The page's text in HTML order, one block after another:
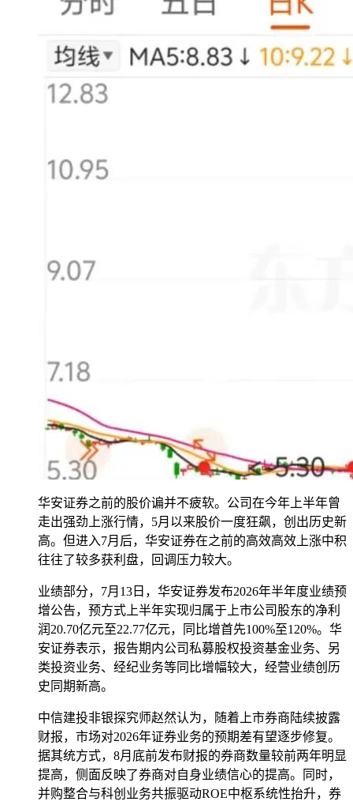
华安证券之前的股价谝并不疲软。公司在今年上半年曾
走出强劲上涨行情，5月以来股价一度狂飙，创出历史新
高。但进入7月后，华安证券在之前的高效高效上涨中积
往往了较多获利盘，回调压力较大。
业绩部分，7月13日，华安证券发布2026年半年度业绩预
增公告，预方式上半年实现归属于上市公司股东的净利
润20.70亿元至22.77亿元，同比增首先100%至120%。华
安证券表示，报告期内公司私募股权投资基金业务、另
类投资业务、经纪业务等同比增幅较大，经营业绩创历
史同期新高。
中信建投非银探究师赵然认为，随着上市券商陆续披露
财报，市场对2026年证券业务的预期差有望逐步修复。
据其统方式，8月底前发布财报的券商数量较前两年明显
提高，侧面反映了券商对自身业绩信心的提高。同时，
并购整合与科创业务共振驱动ROE中枢系统性抬升，券